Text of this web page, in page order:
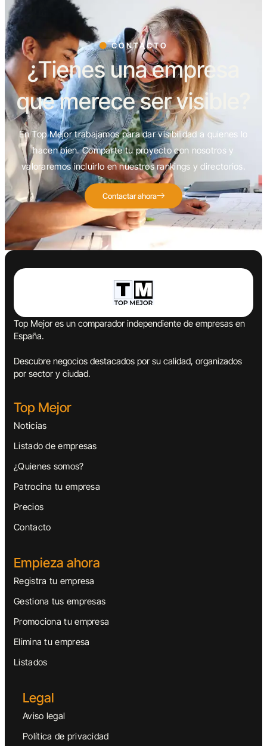
CONTACTO
¿Tienes una empresa
que merece ser visible?
En Top Mejor trabajamos para dar visibilidad a quienes lo
hacen bien. Comparte tu proyecto con nosotros y
valoraremos incluirlo en nuestros rankings y directorios.
Contactar ahora
Top Mejor es un comparador independiente de empresas en
España.
Descubre negocios destacados por su calidad, organizados
por sector y ciudad.
Top Mejor
Noticias
Listado de empresas
¿Quienes somos?
Patrocina tu empresa
Precios
Contacto
Empieza ahora
Registra tu empresa
Gestiona tus empresas
Promociona tu empresa
Elimina tu empresa
Listados
Legal
Aviso legal
Política de privacidad